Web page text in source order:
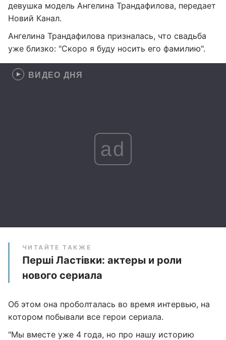
девушка модель Ангелина Трандафилова, передает
Новий Канал.
Ангелина Трандафилова призналась, что свадьба
уже близко: "Скоро я буду носить его фамилию".
ВИДЕО ДНЯ
ad
ЧИТАЙТЕ ТАКЖЕ
Перші Ластівки: актеры и роли
нового сериала
Об этом она проболталась во время интервью, на
котором побывали все герои сериала.
"Мы вместе уже 4 года, но про нашу историю